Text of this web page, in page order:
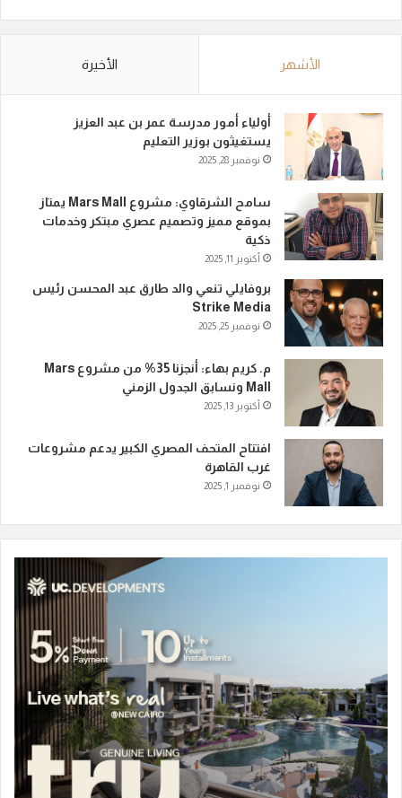
الأشهر الأخيرة
أولياء أمور مدرسة عمر بن عبد العزيز
يستغيثون بوزير التعليم
نوفمبر 28, 2025
سامح الشرقاوي: مشروع Mars Mall يمتاز
بموقع مميز وتصميم عصري مبتكر وخدمات
ذكية
أكتوبر 11, 2025
بروفايلي تنعي والد طارق عبد المحسن رئيس
Strike Media
نوفمبر 25, 2025
م. كريم بهاء: أنجزنا 35% من مشروع Mars
Mall ونسابق الجدول الزمني
أكتوبر 13, 2025
افتتاح المتحف المصري الكبير يدعم مشروعات
غرب القاهرة
نوفمبر 1, 2025